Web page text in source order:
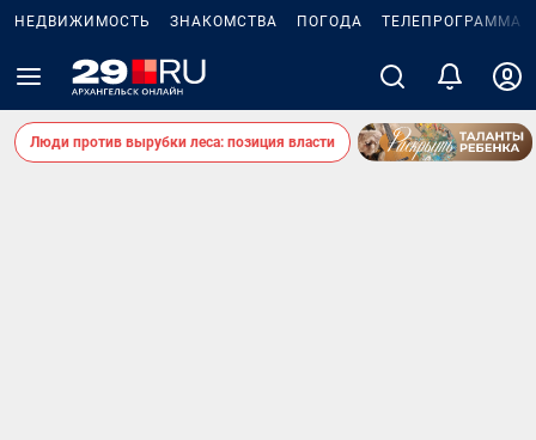
НЕДВИЖИМОСТЬ ЗНАКОМСТВА ПОГОДА ТЕЛЕПРОГРАММА
Люди против вырубки леса: позиция власти